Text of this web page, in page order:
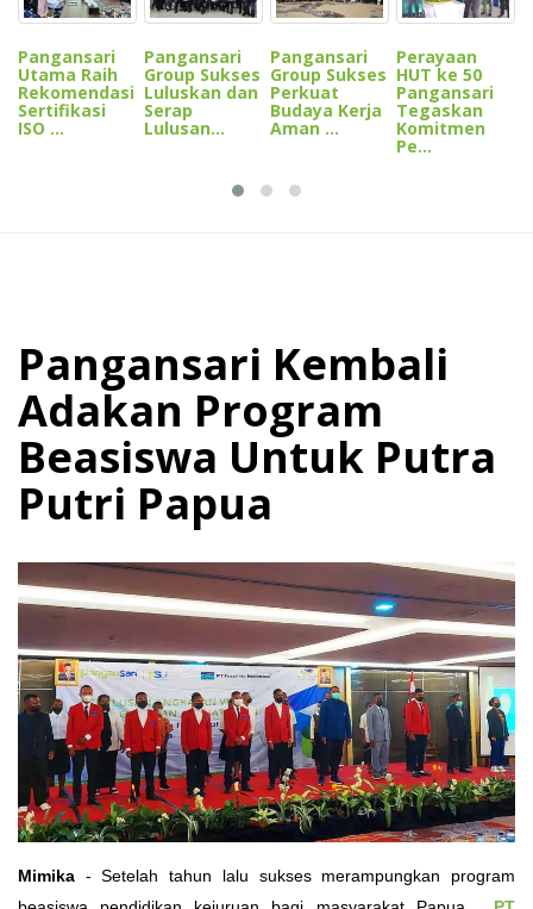
Pangansari
Utama Raih
Rekomendasi
Sertifikasi
ISO ...
Pangansari
Group Sukses
Luluskan dan
Serap
Lulusan...
Pangansari
Group Sukses
Perkuat
Budaya Kerja
Aman ...
Perayaan
HUT ke 50
Pangansari
Tegaskan
Komitmen
Pe...
Pangansari Kembali
Adakan Program
Beasiswa Untuk Putra
Putri Papua
Mimika - Setelah tahun lalu sukses merampungkan program